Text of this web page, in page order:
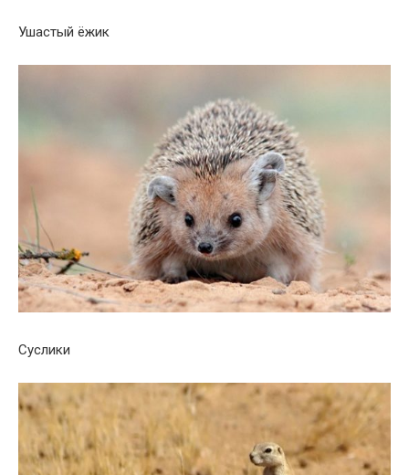
Ушастый ёжик
Суслики